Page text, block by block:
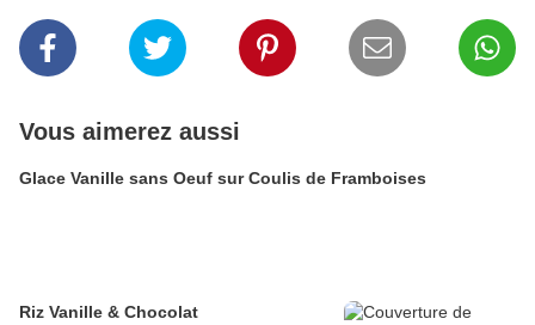
Vous aimerez aussi
Glace Vanille sans Oeuf sur Coulis de Framboises
Riz Vanille & Chocolat